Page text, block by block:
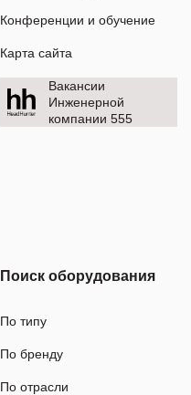
Конференции и обучение
Карта сайта
Вакансии
Инженерной
компании 555
Поиск оборудования
По типу
По бренду
По отрасли